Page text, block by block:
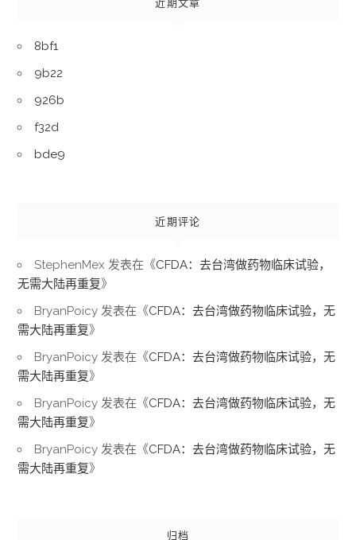
近期文章
8bf1
9b22
926b
f32d
bde9
近期评论
StephenMex 发表在《CFDA：去台湾做药物临床试验，
无需大陆再重复》
BryanPoicy 发表在《CFDA：去台湾做药物临床试验，无
需大陆再重复》
BryanPoicy 发表在《CFDA：去台湾做药物临床试验，无
需大陆再重复》
BryanPoicy 发表在《CFDA：去台湾做药物临床试验，无
需大陆再重复》
BryanPoicy 发表在《CFDA：去台湾做药物临床试验，无
需大陆再重复》
归档